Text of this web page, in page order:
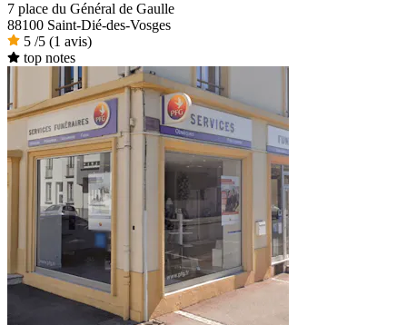
7 place du Général de Gaulle
88100 Saint-Dié-des-Vosges
5 /5 (1 avis)
top notes